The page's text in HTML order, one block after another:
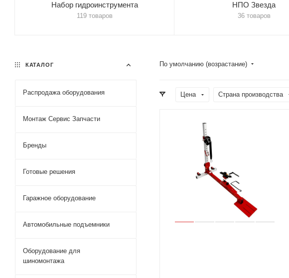
Набор гидроинструмента
119 товаров
НПО Звезда
36 товаров
По умолчанию (возрастание)
Цена Страна производства
КАТАЛОГ
Распродажа оборудования
Монтаж Сервис Запчасти
Бренды
Готовые решения
Гаражное оборудование
Автомобильные подъемники
Оборудование для
шиномонтажа